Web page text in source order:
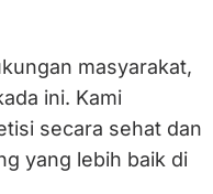
masyarakat,
ini. Kami
secara sehat dan
yang lebih baik di